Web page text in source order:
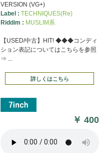
VERSION (VG+)
Label : TECHNIQUES(Re)
Riddim : MUSLIM系
【USED/中古】HIT! ◆◆◆コンディ
ション表記についてはこちらを参照
⇒ ...
詳しくはこちら
￥400